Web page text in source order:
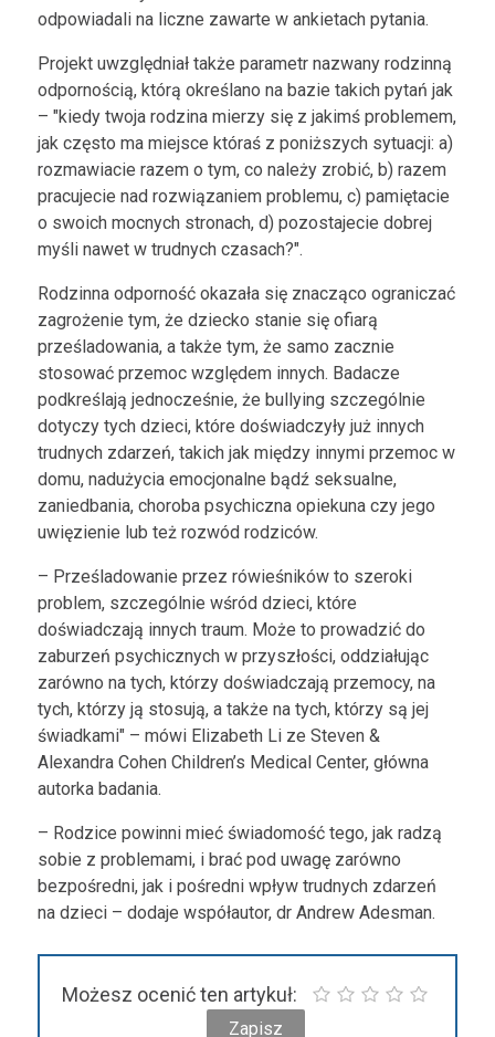
odpowiadali na liczne zawarte w ankietach pytania.
Projekt uwzględniał także parametr nazwany rodzinną
odpornością, którą określano na bazie takich pytań jak
– "kiedy twoja rodzina mierzy się z jakimś problemem,
jak często ma miejsce któraś z poniższych sytuacji: a)
rozmawiacie razem o tym, co należy zrobić, b) razem
pracujecie nad rozwiązaniem problemu, c) pamiętacie
o swoich mocnych stronach, d) pozostajecie dobrej
myśli nawet w trudnych czasach?".
Rodzinna odporność okazała się znacząco ograniczać
zagrożenie tym, że dziecko stanie się ofiarą
prześladowania, a także tym, że samo zacznie
stosować przemoc względem innych. Badacze
podkreślają jednocześnie, że bullying szczególnie
dotyczy tych dzieci, które doświadczyły już innych
trudnych zdarzeń, takich jak między innymi przemoc w
domu, nadużycia emocjonalne bądź seksualne,
zaniedbania, choroba psychiczna opiekuna czy jego
uwięzienie lub też rozwód rodziców.
– Prześladowanie przez rówieśników to szeroki
problem, szczególnie wśród dzieci, które
doświadczają innych traum. Może to prowadzić do
zaburzeń psychicznych w przyszłości, oddziałując
zarówno na tych, którzy doświadczają przemocy, na
tych, którzy ją stosują, a także na tych, którzy są jej
świadkami" – mówi Elizabeth Li ze Steven &
Alexandra Cohen Children’s Medical Center, główna
autorka badania.
– Rodzice powinni mieć świadomość tego, jak radzą
sobie z problemami, i brać pod uwagę zarówno
bezpośredni, jak i pośredni wpływ trudnych zdarzeń
na dzieci – dodaje współautor, dr Andrew Adesman.
Możesz ocenić ten artykuł: